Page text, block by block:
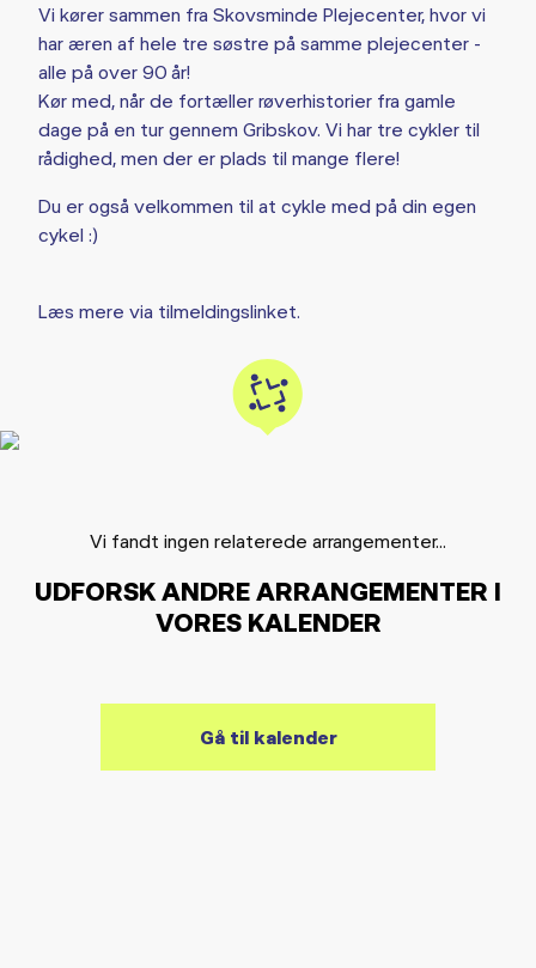
Vi kører sammen fra Skovsminde Plejecenter, hvor vi
har æren af hele tre søstre på samme plejecenter -
alle på over 90 år!
Kør med, når de fortæller røverhistorier fra gamle
dage på en tur gennem Gribskov. Vi har tre cykler til
rådighed, men der er plads til mange flere!
Du er også velkommen til at cykle med på din egen
cykel :)
Læs mere via tilmeldingslinket.
Vi fandt ingen relaterede arrangementer...
UDFORSK ANDRE ARRANGEMENTER I
VORES KALENDER
Gå til kalender